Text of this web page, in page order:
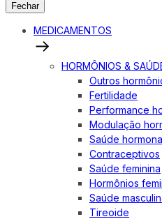
Fechar
MEDICAMENTOS
HORMÔNIOS &
Outros
Fertilidade
Performance
Modulação
Saúde
Contraceptivos
Saúde feminina
Hormônios
Saúde
Tireoide